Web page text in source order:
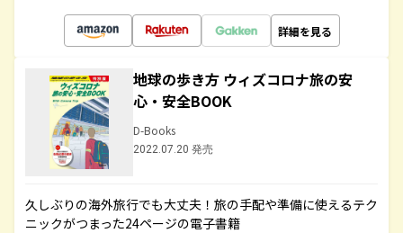
詳細を見る
地球の歩き方 ウィズコロナ旅の安
心・安全BOOK
D-Books
2022.07.20 発売
久しぶりの海外旅行でも大丈夫！旅の手配や準備に使えるテク
ニックがつまった24ページの電子書籍